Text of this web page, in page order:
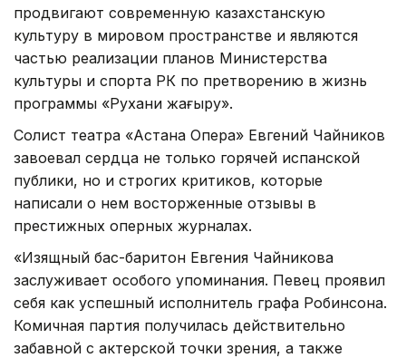
продвигают современную казахстанскую
культуру в мировом пространстве и являются
частью реализации планов Министерства
культуры и спорта РК по претворению в жизнь
программы «Рухани жаңғыру».
Солист театра «Астана Опера» Евгений Чайников
завоевал сердца не только горячей испанской
публики, но и строгих критиков, которые
написали о нем восторженные отзывы в
престижных оперных журналах.
«Изящный бас-баритон Евгения Чайникова
заслуживает особого упоминания. Певец проявил
себя как успешный исполнитель графа Робинсона.
Комичная партия получилась действительно
забавной с актерской точки зрения, а также